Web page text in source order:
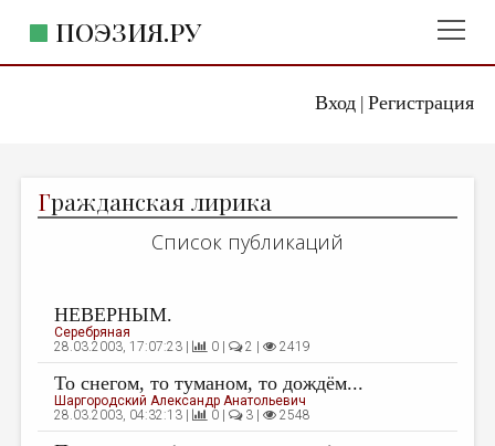
Вход| Регистрация
ПОЭЗИЯ.РУ
ЖАНРЫ
ЛИТСАЛОН
НОВОСТИ
ПРАВИЛА САЙТА
Гражданская лирика
Список публикаций
НЕВЕРНЫМ.
Серебряная
28.03.2003, 17:07:23 |
0 | 2 | 2419
То снегом, то туманом, то дождём...
Шаргородский Александр Анатольевич
28.03.2003, 04:32:13 |
0 | 3 | 2548